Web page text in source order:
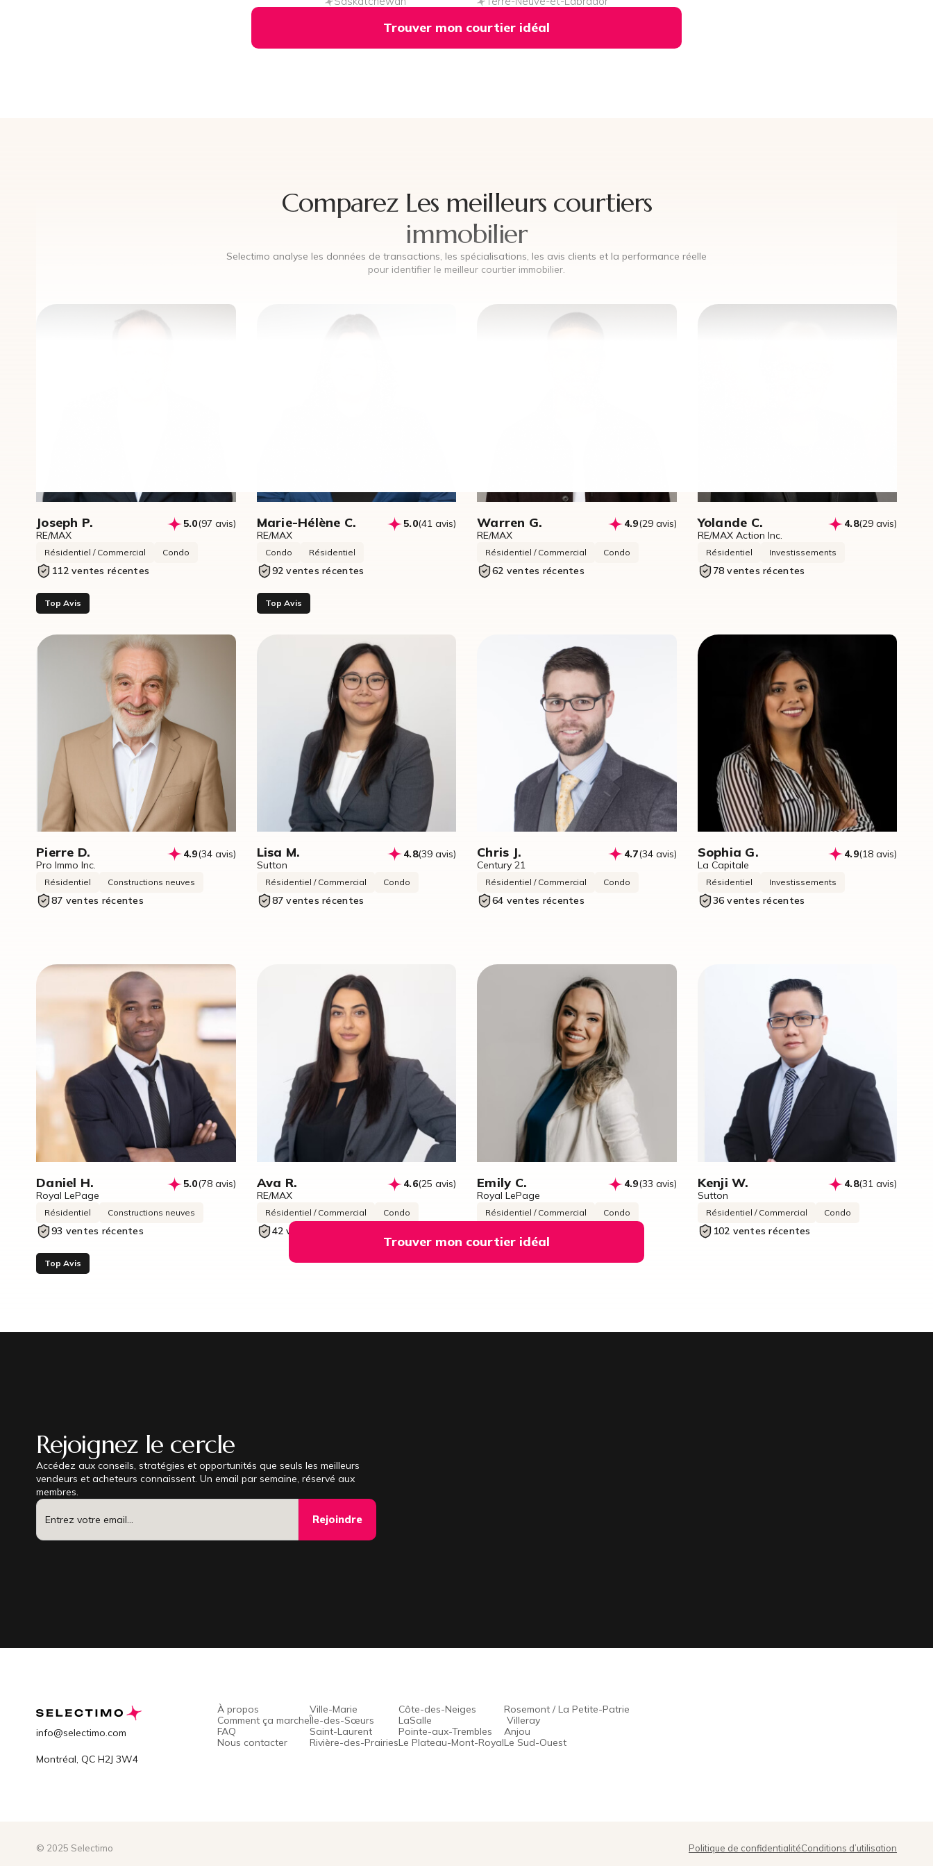
Trouver mon courtier idéal
Comparez Les meilleurs courtiers
immobilier
Selectimo analyse les données de transactions, les spécialisations, les avis clients et la performance réelle
pour identifier le meilleur courtier immobilier.
Joseph P.
RE/MAX
5.0(97 avis)
Résidentiel / Commercial Condo
112 ventes récentes
Top Avis
Marie-Hélène C.
RE/MAX
5.0(41 avis)
Condo Résidentiel
92 ventes récentes
Top Avis
Warren G.
RE/MAX
4.9(29 avis)
Résidentiel / Commercial Condo
62 ventes récentes
Yolande C.
RE/MAX Action Inc.
4.8(29 avis)
Résidentiel Investissements
78 ventes récentes
Pierre D.
Pro Immo Inc.
4.9(34 avis)
Résidentiel Constructions neuves
87 ventes récentes
Lisa M.
Sutton
4.8(39 avis)
Résidentiel / Commercial Condo
87 ventes récentes
Chris J.
Century 21
4.7(34 avis)
Résidentiel / Commercial Condo
64 ventes récentes
Sophia G.
La Capitale
4.9(18 avis)
Résidentiel Investissements
36 ventes récentes
Daniel H.
Royal LePage
5.0(78 avis)
Résidentiel Constructions neuves
93 ventes récentes
Top Avis
Ava R.
RE/MAX
4.6(25 avis)
Résidentiel / Commercial Condo
42 ventes récentes
Emily C.
Royal LePage
4.9(33 avis)
Résidentiel / Commercial Condo
Kenji W.
Sutton
4.8(31 avis)
Résidentiel / Commercial Condo
102 ventes récentes
Trouver mon courtier idéal
Rejoignez le cercle
Accédez aux conseils, stratégies et opportunités que seuls les meilleurs
vendeurs et acheteurs connaissent. Un email par semaine, réservé aux
membres.
info@selectimo.com
Montréal, QC H2J 3W4
À propos
Comment ça marche
FAQ
Nous contacter
Ville-Marie
Île-des-Sœurs
Saint-Laurent
Rivière-des-Prairies
Côte-des-Neiges
LaSalle
Pointe-aux-Trembles
Le Plateau-Mont-Royal
Rosemont / La Petite-Patrie
Villeray
Anjou
Le Sud-Ouest
© 2025 Selectimo Politique de confidentialitéConditions d’utilisation